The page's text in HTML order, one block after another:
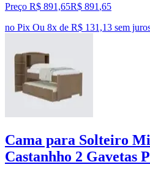
Preço R$ 891,65R$ 891 ,65
no Pix Ou 8x de R$ 131,13 sem
Cama para Solteiro
Castanhho 2 Gavetas